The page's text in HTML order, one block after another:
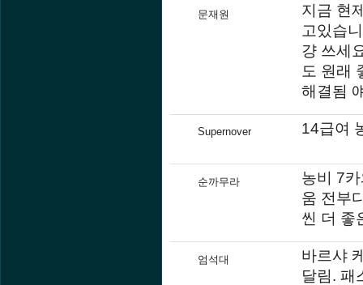
문재원
지금 현
고있습
걍 쓰세
도 원래
해결됨
Supernover 14급여
순까무라
농비 7
움 전부
씬 더 좋
엄석대
바르샤
달림. 패